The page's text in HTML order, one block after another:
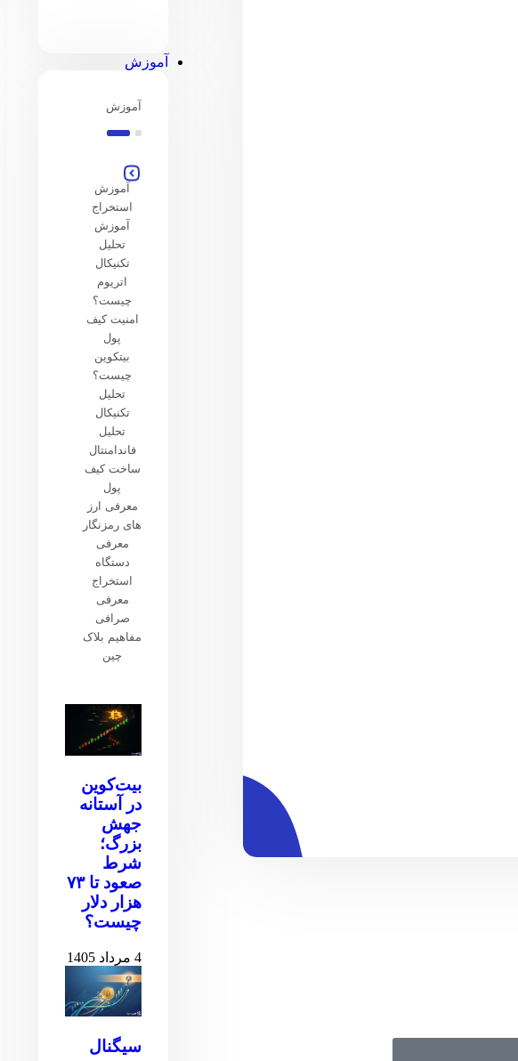
آموزش
آموزش
آموزش
استخراج
آموزش
تحلیل
تکنیکال
اتریوم
چیست؟
امنیت کیف
پول
بیتکوین
چیست؟
تحلیل
تکنیکال
تحلیل
فاندامنتال
ساخت کیف
پول
معرفی ارز
های رمزنگار
معرفی
دستگاه
استخراج
معرفی
صرافی
مفاهیم بلاک
چین
بیت‌کوین
در آستانه
جهش
بزرگ؛
شرط
صعود تا ۷۳
هزار دلار
چیست؟
4 مرداد 1405
سیگنال